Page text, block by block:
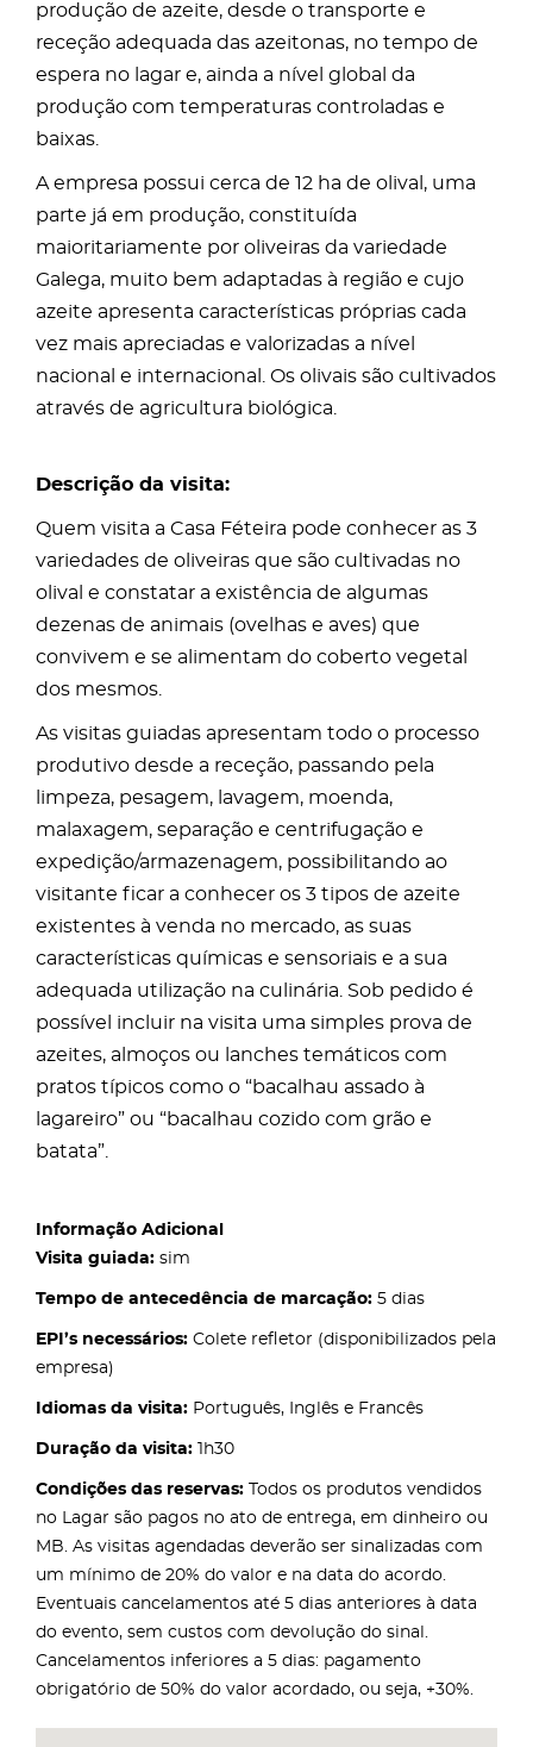
produção de azeite, desde o transporte e
receção adequada das azeitonas, no tempo de
espera no lagar e, ainda a nível global da
produção com temperaturas controladas e
baixas.
A empresa possui cerca de 12 ha de olival, uma
parte já em produção, constituída
maioritariamente por oliveiras da variedade
Galega, muito bem adaptadas à região e cujo
azeite apresenta características próprias cada
vez mais apreciadas e valorizadas a nível
nacional e internacional. Os olivais são cultivados
através de agricultura biológica.
Descrição da visita:
Quem visita a Casa Féteira pode conhecer as 3
variedades de oliveiras que são cultivadas no
olival e constatar a existência de algumas
dezenas de animais (ovelhas e aves) que
convivem e se alimentam do coberto vegetal
dos mesmos.
As visitas guiadas apresentam todo o processo
produtivo desde a receção, passando pela
limpeza, pesagem, lavagem, moenda,
malaxagem, separação e centrifugação e
expedição/armazenagem, possibilitando ao
visitante ficar a conhecer os 3 tipos de azeite
existentes à venda no mercado, as suas
características químicas e sensoriais e a sua
adequada utilização na culinária. Sob pedido é
possível incluir na visita uma simples prova de
azeites, almoços ou lanches temáticos com
pratos típicos como o “bacalhau assado à
lagareiro” ou “bacalhau cozido com grão e
batata”.
Informação Adicional
Visita guiada: sim
Tempo de antecedência de marcação: 5 dias
EPI’s necessários: Colete refletor (disponibilizados pela
empresa)
Idiomas da visita: Português, Inglês e Francês
Duração da visita: 1h30
Condições das reservas: Todos os produtos vendidos
no Lagar são pagos no ato de entrega, em dinheiro ou
MB. As visitas agendadas deverão ser sinalizadas com
um mínimo de 20% do valor e na data do acordo.
Eventuais cancelamentos até 5 dias anteriores à data
do evento, sem custos com devolução do sinal.
Cancelamentos inferiores a 5 dias: pagamento
obrigatório de 50% do valor acordado, ou seja, +30%.